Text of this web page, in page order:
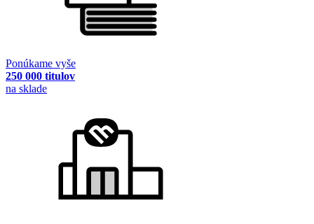
Ponúkame vyše
250 000 titulov
na sklade